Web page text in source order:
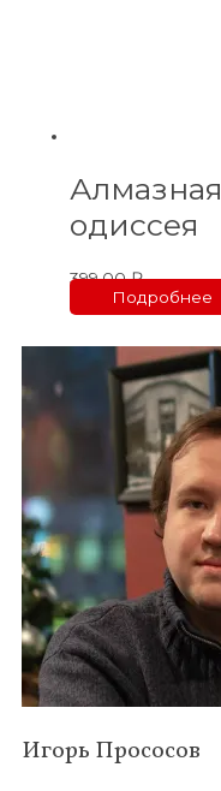
Алмазная
одиссея
399,00₽
Подробнее
Игорь Прососов